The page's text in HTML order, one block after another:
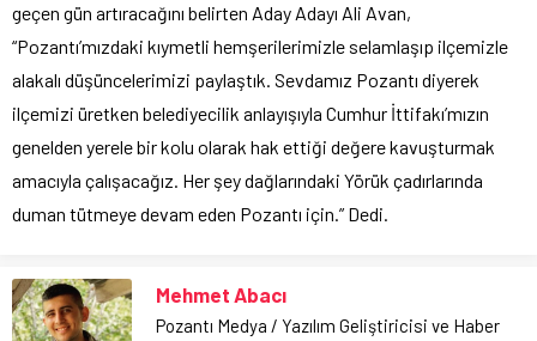
geçen gün artıracağını belirten Aday Adayı Ali Avan,
“Pozantı’mızdaki kıymetli hemşerilerimizle selamlaşıp ilçemizle
alakalı düşüncelerimizi paylaştık. Sevdamız Pozantı diyerek
ilçemizi üretken belediyecilik anlayışıyla Cumhur İttifakı’mızın
genelden yerele bir kolu olarak hak ettiği değere kavuşturmak
amacıyla çalışacağız. Her şey dağlarındaki Yörük çadırlarında
duman tütmeye devam eden Pozantı için.” Dedi.
Mehmet Abacı
Pozantı Medya / Yazılım Geliştiricisi ve Haber